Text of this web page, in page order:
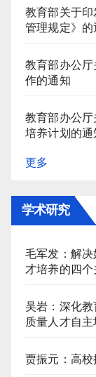
教育部关于
管理规定》的
教育部办公
作的通知
教育部办公
培养计划的通
更多
学术研究
毛军发：解决
才培养的四个
吴岩：深化
质量人才自
贾振元：高